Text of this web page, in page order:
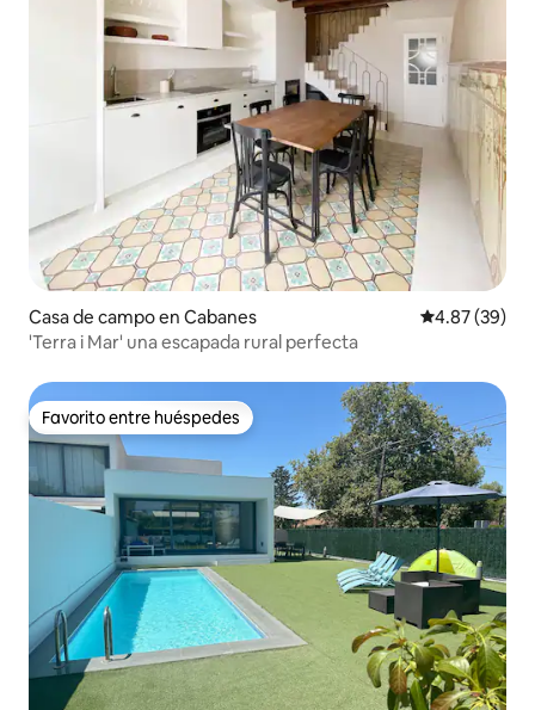
Casa de campo en Cabanes Calificación
4.87 (39)
'Terra i Mar' una escapada rural perfecta
Favorito entre huéspedes
Favorito entre huéspedes